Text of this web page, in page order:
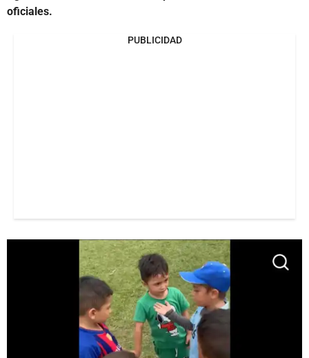
oficiales.
PUBLICIDAD